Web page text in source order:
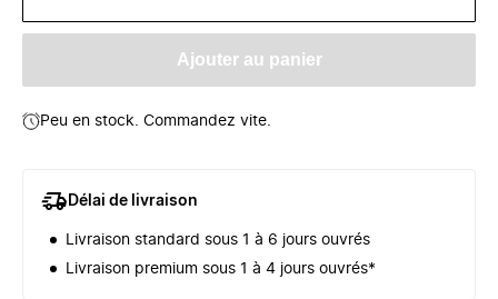
Ajouter au panier
Peu en stock. Commandez vite.
Délai de livraison
Livraison standard sous 1 à 6 jours ouvrés
Livraison premium sous 1 à 4 jours ouvrés*